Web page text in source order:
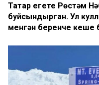
Татар егете Рөстәм
буйсындырган. Ул
менгән беренче кеше